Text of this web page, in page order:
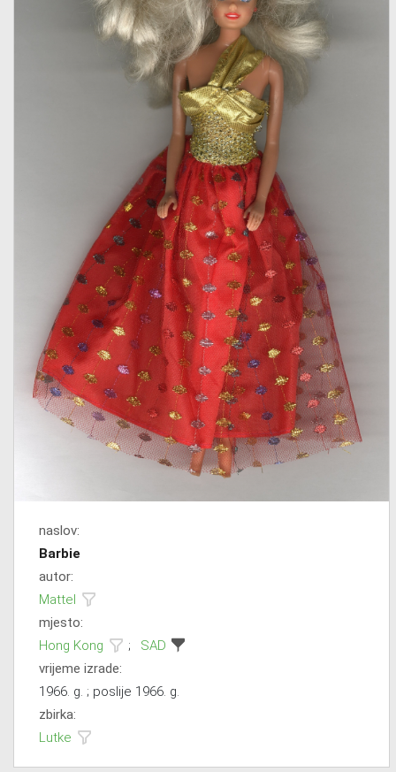
naslov:
Barbie
autor:
Mattel
mjesto:
Hong Kong
;
SAD
vrijeme izrade:
1966. g. ; poslije 1966. g.
zbirka:
Lutke